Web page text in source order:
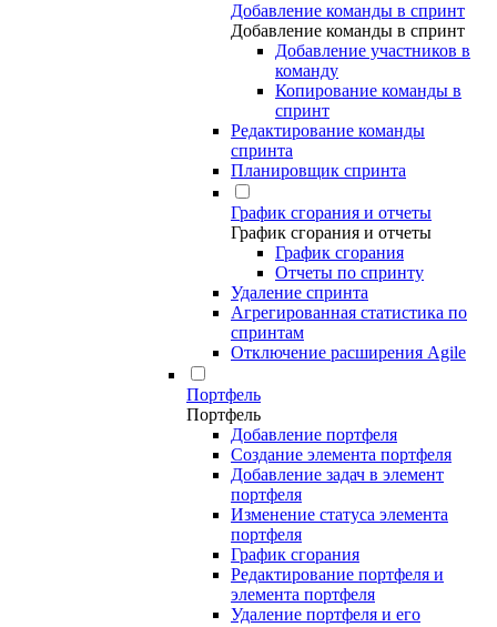
Добавление команды в спринт
Добавление команды в спринт
Добавление участников в
команду
Копирование команды в
спринт
Редактирование команды
спринта
Планировщик спринта
График сгорания и отчеты
График сгорания и отчеты
График сгорания
Отчеты по спринту
Удаление спринта
Агрегированная статистика по
спринтам
Отключение расширения Agile
Портфель
Портфель
Добавление портфеля
Создание элемента портфеля
Добавление задач в элемент
портфеля
Изменение статуса элемента
портфеля
График сгорания
Редактирование портфеля и
элемента портфеля
Удаление портфеля и его